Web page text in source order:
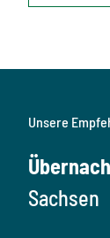
Unsere
Sachsen